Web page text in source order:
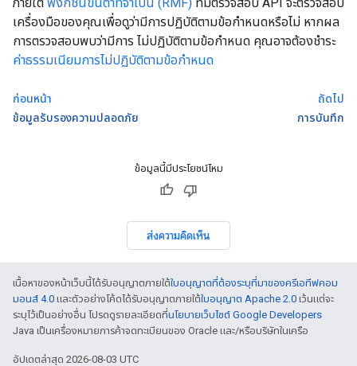
เครื่องมือของคุณเพื่อดูว่ามีการปฏิบัติตามข้อกำหนดหรือไม่ หากผล
การตรวจสอบพบว่ามีการ ไม่ปฏิบัติตามข้อกำหนด คุณอาจต้องชำระ
ค่าธรรมเนียมการไม่ปฏิบัติตามข้อกำหนด
ก่อนหน้า
ข้อมูลรับรองความปลอดภัย
ถัดไป
การบันทึก
ข้อมูลนี้มีประโยชน์ไหม
ส่งความคิดเห็น
เนื้อหาของหน้าเว็บนี้ได้รับอนุญาตภายใต้ใบอนุญาตที่ต้องระบุที่มาของครีเอทีฟคอม
มอนส์ 4.0 และตัวอย่างโค้ดได้รับอนุญาตภายใต้ใบอนุญาต Apache 2.0 เว้นแต่จะ
ระบุไว้เป็นอย่างอื่น โปรดดูรายละเอียดที่นโยบายเว็บไซต์ Google Developers
Java เป็นเครื่องหมายการค้าจดทะเบียนของ Oracle และ/หรือบริษัทในเครือ
อัปเดตล่าสุด 2026-08-03 UTC